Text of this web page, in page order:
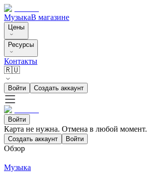
МузыкаВ магазине
Цены
Ресурсы
Контакты
🇷🇺
Войти Создать аккаунт
Войти
Карта не нужна. Отмена в любой момент.
Создать аккаунт Войти
Обзор
Музыка